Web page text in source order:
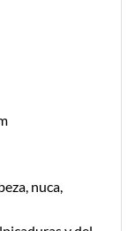
nuca,